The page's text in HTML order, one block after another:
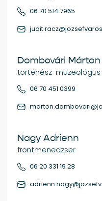
06 70 514 7965
Dombovári Márton
történész-muzeológus
06 70 451 0399
Nagy Adrienn
frontmenedzser
06 20 331 19 28